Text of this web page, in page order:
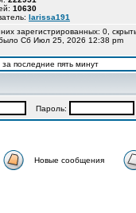
10630
larissa191
них зарегистрированных: 0,
Сб Июл 25, 2026 12:38 pm
последние пять минут
Пароль:
Новые сообщения